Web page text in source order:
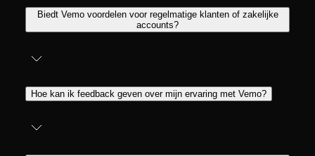
Biedt Vemo voordelen voor regelmatige klanten of zakelijke
accounts?
Hoe kan ik feedback geven over mijn ervaring met Vemo?